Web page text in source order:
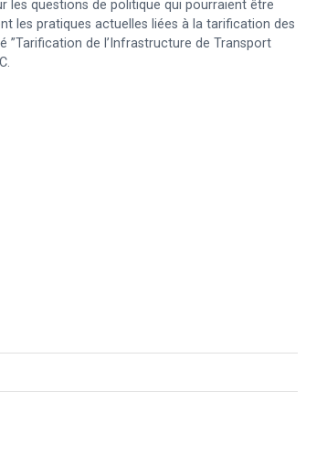
les questions de politique qui pourraient être
les pratiques actuelles liées à la tarification des
de l’Infrastructure de Transport